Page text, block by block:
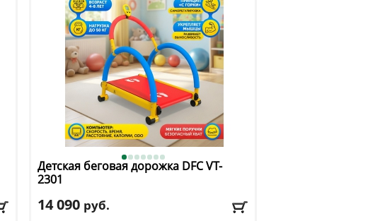
Детская беговая дорожка DFCVT-
2301
14 090 руб.